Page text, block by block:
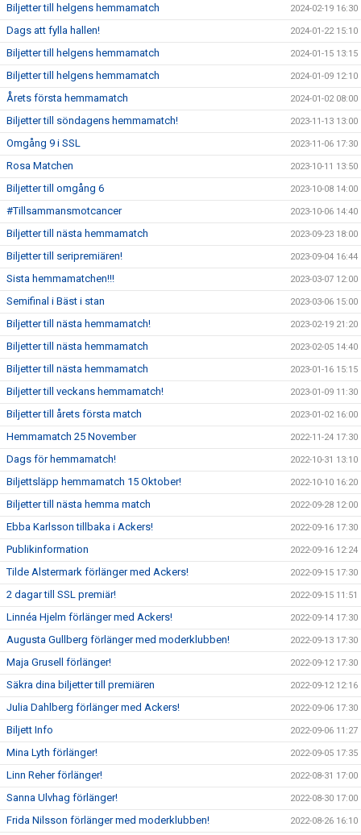
Biljetter till helgens hemmamatch 2024-02-19 16:30
Dags att fylla hallen! 2024-01-22 15:10
Biljetter till helgens hemmamatch 2024-01-15 13:15
Biljetter till helgens hemmamatch 2024-01-09 12:10
Årets första hemmamatch 2024-01-02 08:00
Biljetter till söndagens hemmamatch! 2023-11-13 13:00
Omgång 9 i SSL 2023-11-06 17:30
Rosa Matchen 2023-10-11 13:50
Biljetter till omgång 6 2023-10-08 14:00
#Tillsammansmotcancer 2023-10-06 14:40
Biljetter till nästa hemmamatch 2023-09-23 18:00
Biljetter till seripremiären! 2023-09-04 16:44
Sista hemmamatchen!!! 2023-03-07 12:00
Semifinal i Bäst i stan 2023-03-06 15:00
Biljetter till nästa hemmamatch! 2023-02-19 21:20
Biljetter till nästa hemmamatch 2023-02-05 14:40
Biljetter till nästa hemmamatch 2023-01-16 15:15
Biljetter till veckans hemmamatch! 2023-01-09 11:30
Biljetter till årets första match 2023-01-02 16:00
Hemmamatch 25 November 2022-11-24 17:30
Dags för hemmamatch! 2022-10-31 13:10
Biljettsläpp hemmamatch 15 Oktober! 2022-10-10 16:20
Biljetter till nästa hemma match 2022-09-28 12:00
Ebba Karlsson tillbaka i Ackers! 2022-09-16 17:30
Publikinformation 2022-09-16 12:24
Tilde Alstermark förlänger med Ackers! 2022-09-15 17:30
2 dagar till SSL premiär! 2022-09-15 11:51
Linnéa Hjelm förlänger med Ackers! 2022-09-14 17:30
Augusta Gullberg förlänger med moderklubben! 2022-09-13 17:30
Maja Grusell förlänger! 2022-09-12 17:30
Säkra dina biljetter till premiären 2022-09-12 12:16
Julia Dahlberg förlänger med Ackers! 2022-09-06 17:30
Biljett Info 2022-09-06 11:27
Mina Lyth förlänger! 2022-09-05 17:35
Linn Reher förlänger! 2022-08-31 17:00
Sanna Ulvhag förlänger! 2022-08-30 17:00
Frida Nilsson förlänger med moderklubben! 2022-08-26 16:10